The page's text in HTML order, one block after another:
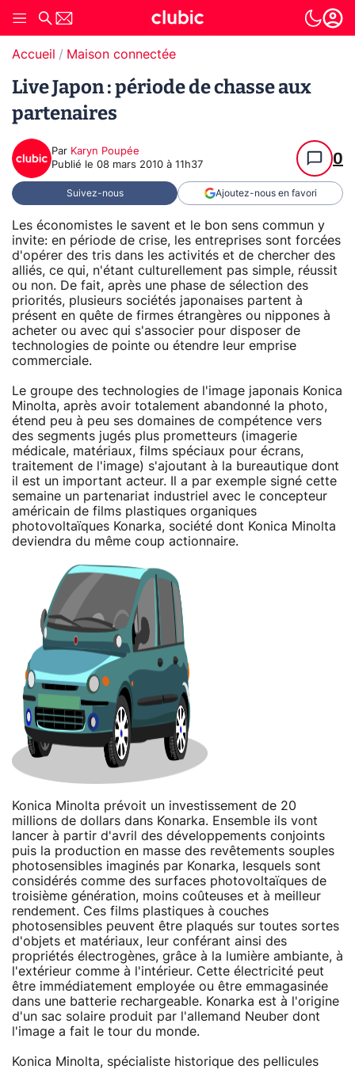
Accueil Maison connectée
Live Japon : période de chasse aux
partenaires
Par Karyn Poupée
Publié le 08 mars 2010 à 11h37 0
Suivez-nous Ajoutez-nous en favori
Les économistes le savent et le bon sens commun y
invite: en période de crise, les entreprises sont forcées
d'opérer des tris dans les activités et de chercher des
alliés, ce qui, n'étant culturellement pas simple, réussit
ou non. De fait, après une phase de sélection des
priorités, plusieurs sociétés japonaises partent à
présent en quête de firmes étrangères ou nippones à
acheter ou avec qui s'associer pour disposer de
technologies de pointe ou étendre leur emprise
commerciale.
Le groupe des technologies de l'image japonais Konica
Minolta, après avoir totalement abandonné la photo,
étend peu à peu ses domaines de compétence vers
des segments jugés plus prometteurs (imagerie
médicale, matériaux, films spéciaux pour écrans,
traitement de l'image) s'ajoutant à la bureautique dont
il est un important acteur. Il a par exemple signé cette
semaine un partenariat industriel avec le concepteur
américain de films plastiques organiques
photovoltaïques Konarka, société dont Konica Minolta
deviendra du même coup actionnaire.
Konica Minolta prévoit un investissement de 20
millions de dollars dans Konarka. Ensemble ils vont
lancer à partir d'avril des développements conjoints
puis la production en masse des revêtements souples
photosensibles imaginés par Konarka, lesquels sont
considérés comme des surfaces photovoltaïques de
troisième génération, moins coûteuses et à meilleur
rendement. Ces films plastiques à couches
photosensibles peuvent être plaqués sur toutes sortes
d'objets et matériaux, leur conférant ainsi des
propriétés électrogènes, grâce à la lumière ambiante, à
l'extérieur comme à l'intérieur. Cette électricité peut
être immédiatement employée ou être emmagasinée
dans une batterie rechargeable. Konarka est à l'origine
d'un sac solaire produit par l'allemand Neuber dont
l'image a fait le tour du monde.
Konica Minolta, spécialiste historique des pellicules